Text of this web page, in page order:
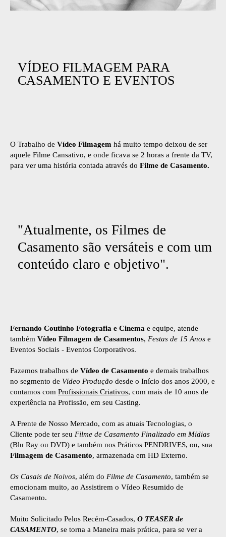
VÍDEO FILMAGEM PARA
CASAMENTO E EVENTOS
O Trabalho de Vídeo Filmagem há muito tempo deixou de ser
aquele Filme Cansativo, e onde ficava se 2 horas a frente da TV,
para ver uma história contada através do Filme de Casamento.
"Atualmente, os Filmes de
Casamento são versáteis e com um
conteúdo claro e objetivo".
Fernando Coutinho Fotografia e Cinema e equipe, atende
também Vídeo Filmagem de Casamentos, Festas de 15 Anos e
Eventos Sociais - Eventos Corporativos.
Fazemos trabalhos de Vídeo de Casamento e demais trabalhos
no segmento de Vídeo Produção desde o Início dos anos 2000, e
contamos com Profissionais Criativos, com mais de 10 anos de
experiência na Profissão, em seu Casting.
A Frente de Nosso Mercado, com as atuais Tecnologias, o
Cliente pode ter seu Filme de Casamento Finalizado em Mídias
(Blu Ray ou DVD) e também nos Práticos PENDRIVES, ou, sua
Filmagem de Casamento, armazenada em HD Externo.
Os Casais de Noivos, além do Filme de Casamento, também se
emocionam muito, ao Assistirem o Vídeo Resumido de
Casamento.
Muito Solicitado Pelos Recém-Casados, O TEASER de
CASAMENTO, se torna a Maneira mais prática, para se ver a